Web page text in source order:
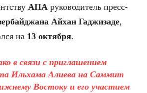
АПА руководитель пресс-
Айхан Гаджизаде,
на 13 октября.
в связи с приглашением
Ильхама Алиева на Саммит
Востокуи его участием